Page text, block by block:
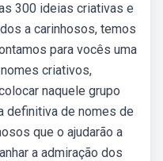
300 ideias criativas e
a carinhosos, temos
para vocês uma
criativos,
naquele grupo
definitiva de nomes de
que o ajudarão a
a admiração dos